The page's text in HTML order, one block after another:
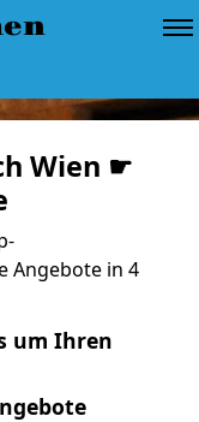
Wien ☛
Angebote in 4
um Ihren